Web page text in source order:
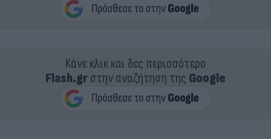
Κάνε κλικ και δες περισσότερο
Flash.grστην αναζήτηση της Google